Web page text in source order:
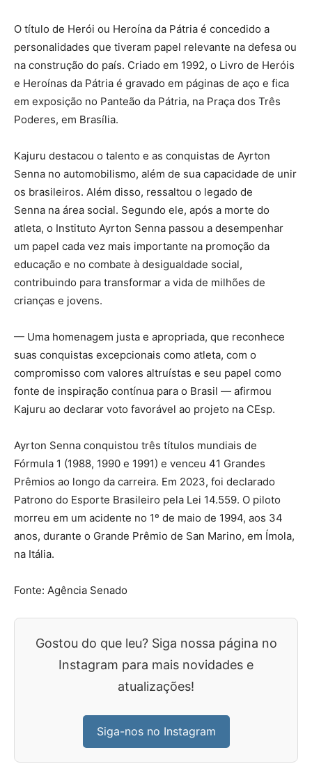
O título de Herói ou Heroína da Pátria é concedido a
personalidades que tiveram papel relevante na defesa ou
na construção do país. Criado em 1992, o Livro de Heróis
e Heroínas da Pátria é gravado em páginas de aço e fica
em exposição no Panteão da Pátria, na Praça dos Três
Poderes, em Brasília.
Kajuru destacou o talento e as conquistas de Ayrton
Senna no automobilismo, além de sua capacidade de unir
os brasileiros. Além disso, ressaltou o legado de
Senna na área social. Segundo ele, após a morte do
atleta, o Instituto Ayrton Senna passou a desempenhar
um papel cada vez mais importante na promoção da
educação e no combate à desigualdade social,
contribuindo para transformar a vida de milhões de
crianças e jovens.
— Uma homenagem justa e apropriada, que reconhece
suas conquistas excepcionais como atleta, com o
compromisso com valores altruístas e seu papel como
fonte de inspiração contínua para o Brasil — afirmou
Kajuru ao declarar voto favorável ao projeto na CEsp.
Ayrton Senna conquistou três títulos mundiais de
Fórmula 1 (1988, 1990 e 1991) e venceu 41 Grandes
Prêmios ao longo da carreira. Em 2023, foi declarado
Patrono do Esporte Brasileiro pela Lei 14.559. O piloto
morreu em um acidente no 1º de maio de 1994, aos 34
anos, durante o Grande Prêmio de San Marino, em Ímola,
na Itália.
Fonte: Agência Senado
Gostou do que leu? Siga nossa página no
Instagram para mais novidades e
atualizações!
Siga-nos no Instagram